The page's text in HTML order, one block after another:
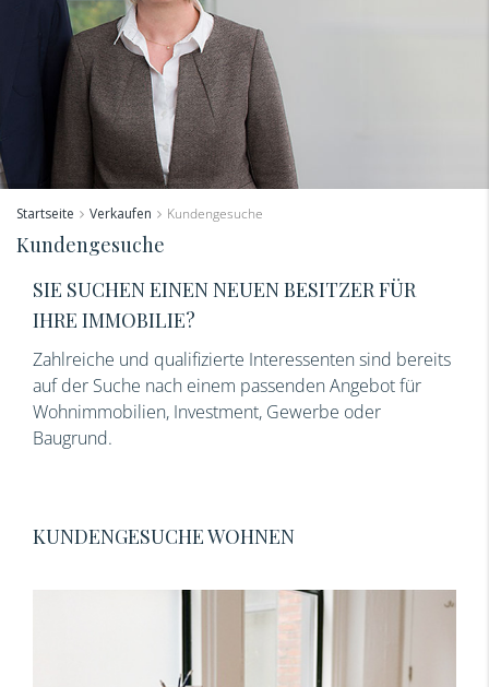
Startseite Verkaufen Kundengesuche
Kundengesuche
SIE SUCHEN EINEN NEUEN BESITZER FÜR
IHRE IMMOBILIE?
Zahlreiche und qualifizierte Interessenten sind bereits
auf der Suche nach einem passenden Angebot für
Wohnimmobilien, Investment, Gewerbe oder
Baugrund.
KUNDENGESUCHE WOHNEN